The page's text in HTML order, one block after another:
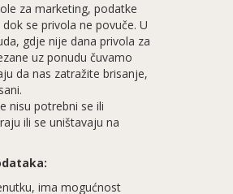
za marketing, podatke
se privola ne povuče. U
gdje nije dana privola za
uz ponudu čuvamo
da nas zatražite brisanje,
nisu potrebni se ili
ili se uništavaju na
ima mogućnost